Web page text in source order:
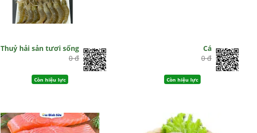
Thuỷ hải sản tươi sống
0 đ
Còn hiệu lực
Cá
0 đ
Còn hiệu lực